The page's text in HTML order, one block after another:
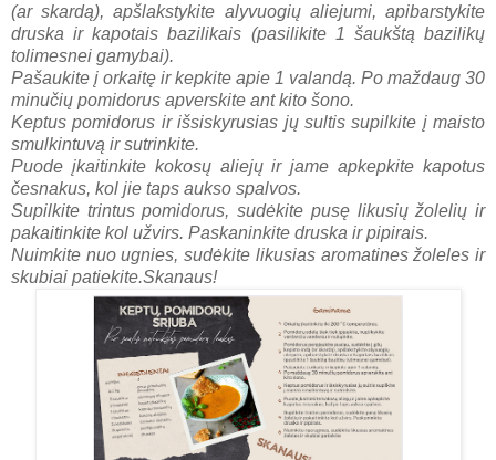
(ar skardą), apšlakstykite alyvuogių aliejumi, apibarstykite
druska ir kapotais bazilikais (pasilikite 1 šaukštą bazilikų
tolimesnei gamybai).
Pašaukite į orkaitę ir kepkite apie 1 valandą. Po maždaug 30
minučių pomidorus apverskite ant kito šono.
Keptus pomidorus ir išsiskyrusias jų sultis supilkite į maisto
smulkintuvą ir sutrinkite.
Puode įkaitinkite kokosų aliejų ir jame apkepkite kapotus
česnakus, kol jie taps aukso spalvos.
Supilkite trintus pomidorus, sudėkite pusę likusių žolelių ir
pakaitinkite kol užvirs. Paskaninkite druska ir pipirais.
Nuimkite nuo ugnies, sudėkite likusias aromatines žoleles ir
skubiai patiekite.Skanaus!